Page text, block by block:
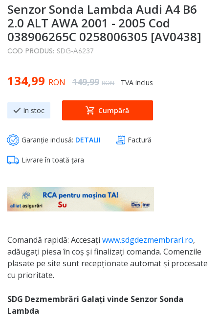
to
the
beginning
of
the
gallery
Senzor Sonda Lambda Audi A4 B6
2.0 ALT AWA 2001 - 2005 Cod
038906265C 0258006305 [AV0438]
COD PRODUS: SDG-A6237
Special Price
134,99 RON Regular Price
149,99 RON TVA inclus
In stoc Cumpără
Garanție inclusă: DETALII Factură
Livrare în toată țara
Comandă rapidă: Accesați www.sdgdezmembrari.ro,
adăugați piesa în coș și finalizați comanda. Comenzile
plasate pe site sunt recepționate automat și procesate
cu prioritate.
SDG Dezmembrări Galați vinde Senzor Sonda
Lambda